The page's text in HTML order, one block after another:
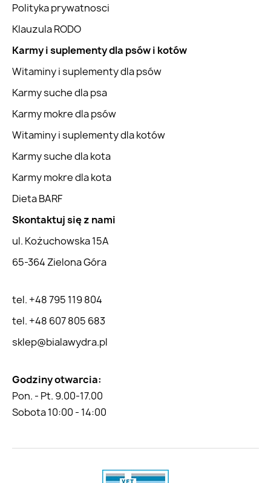
Polityka prywatnosci
Klauzula RODO
Karmy i suplementy dla psów i kotów
Witaminy i suplementy dla psów
Karmy suche dla psa
Karmy mokre dla psów
Witaminy i suplementy dla kotów
Karmy suche dla kota
Karmy mokre dla kota
Dieta BARF
Skontaktuj się z nami
ul. Kożuchowska 15A
65-364 Zielona Góra
tel. +48 795 119 804
tel. +48 607 805 683
sklep@bialawydra.pl
Godziny otwarcia:
Pon. - Pt. 9.00-17.00
Sobota 10:00 - 14:00